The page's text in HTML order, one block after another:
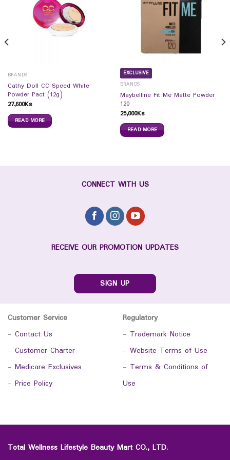
BRANDS
Cathy Doll CC Speed White
Powder Pact (12g)
27,600Ks
READ MORE
EXCLUSIVE
BRANDS
Maybelline Fit Me Matte Powder
120
25,000Ks
READ MORE
CONNECT WITH US
RECEIVE OUR PROMOTION UPDATES
SIGN UP
Customer Service
- Contact Us
- Customer Charter
- Medicare Exclusives
- Price Policy
Regulatory
- Trademark Notice
- Website Terms of Use
- Terms & Conditions of
Use
Total Wellness Lifestyle Beauty Mart CO., LTD.